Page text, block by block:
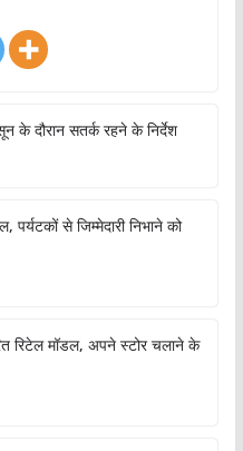
के दौरान सतर्क रहने के निर्देश
पर्यटकों से जिम्मेदारी निभाने को
रिटेल मॉडल, अपने स्टोर चलाने के